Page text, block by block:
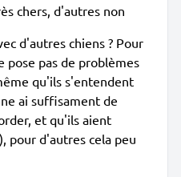
chers, d'autres non
d'autres chiens ? Pour
pose pas de problèmes
qu'ils s'entendent
ai suffisament de
et qu'ils aient
pour d'autres cela peu